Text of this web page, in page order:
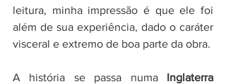
leitura, minha impressão é que ele foi
além de sua experiência, dado o caráter
visceral e extremo de boa parte da obra.
A história se passa numa Inglaterra